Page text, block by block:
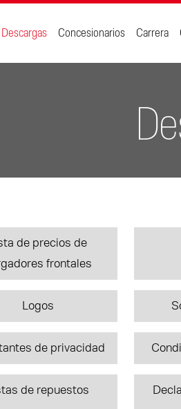
Descargas Concesionarios Carrera
de precios de
frontales
Logos
de privacidad
de repuestos